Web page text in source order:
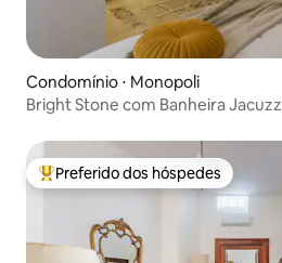
Condomínio ⋅ Monopoli
Bright Stone com Banheira
Entre os melhores preferidos dos
Preferido dos hóspedes